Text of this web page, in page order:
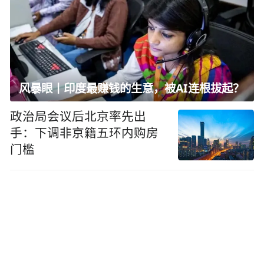
风暴眼丨印度最赚钱的生意，被AI连根拔起？
政治局会议后北京率先出
手：下调非京籍五环内购房
门槛